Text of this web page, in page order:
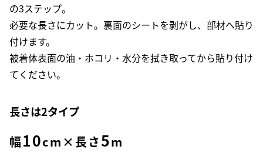
の3ステップ。
必要な長さにカット。裏面のシートを剥がし、部材へ貼り
付けます。
被着体表面の油・ホコリ・水分を拭き取ってから貼り付け
てください。
長さは2タイプ
幅10cm×長さ5m